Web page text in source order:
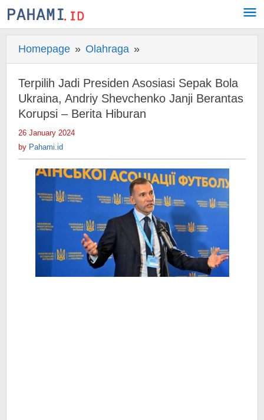
Skip
to
Homepage » Olahraga »
Jadi
Presiden
Asosiasi
Sepak
Andriy
Shevchenko
Janji
Berantas
Korupsi
-
Berita
Hiburan
Terpilih Jadi Presiden Asosiasi Sepak Bola
Ukraina, Andriy Shevchenko Janji Berantas
Korupsi – Berita Hiburan
26 January 2024
by Pahami.id